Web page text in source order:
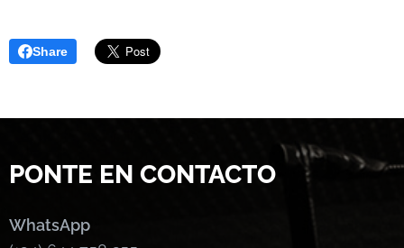
Share
PONTE EN CONTACTO
WhatsApp